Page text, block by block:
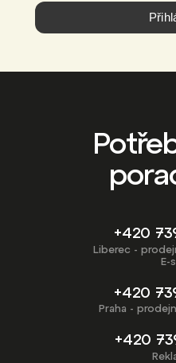
+420
Liberec -
E-
+420
Praha -
+420